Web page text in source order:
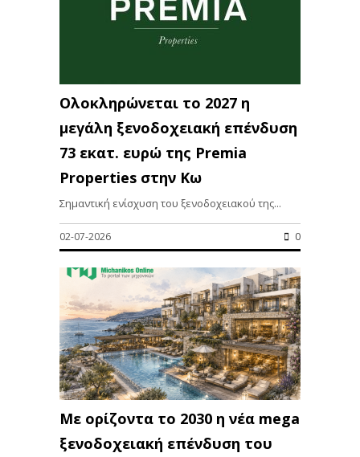
Ολοκληρώνεται το 2027 η
μεγάλη ξενοδοχειακή επένδυση
73 εκατ. ευρώ της Premia
Properties στην Κω
Σημαντική ενίσχυση του ξενοδοχειακού της...
02-07-2026 0
Με ορίζοντα το 2030 η νέα mega
ξενοδοχειακή επένδυση του